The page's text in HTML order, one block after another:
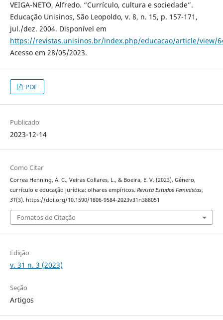
VEIGA-NETO, Alfredo. “Currículo, cultura e sociedade”.
Educação Unisinos, São Leopoldo, v. 8, n. 15, p. 157-171,
jul./dez. 2004. Disponível em
https://revistas.unisinos.br/index.php/educacao/article/view/
Acesso em 28/05/2023.
PDF
Publicado
2023-12-14
Como Citar
Correa Henning, A. C., Veiras Collares, L., & Boeira, E. V. (2023). Gênero,
currículo e educação jurídica: olhares empíricos. Revista Estudos Feministas,
31(3). https://doi.org/10.1590/1806-9584-2023v31n388051
Fomatos de Citação
Edição
v. 31 n. 3 (2023)
Seção
Artigos